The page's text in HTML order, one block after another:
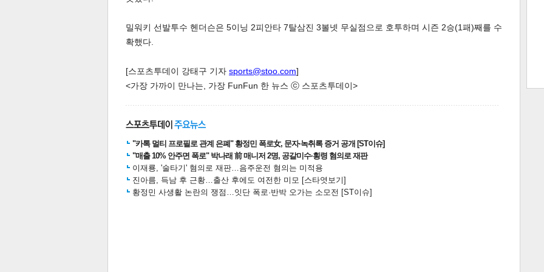
밀워키 선발투수 헨더슨은 5이닝 2피안타 7탈삼진 3볼넷 무실점으로 호투하며 시즌 2승(1패)째를 수
확했다.
[스포츠투데이 강태구 기자 sports@stoo.com]
<가장 가까이 만나는, 가장 FunFun 한 뉴스 ⓒ 스포츠투데이>
"카톡 멀티 프로필로 관계 은폐" 황정민 폭로女, 문자·녹취록 증거 공개 [ST이슈]
"매출 10% 안주면 폭로" 박나래 前 매니저 2명, 공갈미수·횡령 혐의로 재판
이재룡, '술타기' 혐의로 재판…음주운전 혐의는 미적용
진아름, 득남 후 근황…출산 후에도 여전한 미모 [스타엿보기]
황정민 사생활 논란의 쟁점…잇단 폭로·반박 오가는 소모전 [ST이슈]